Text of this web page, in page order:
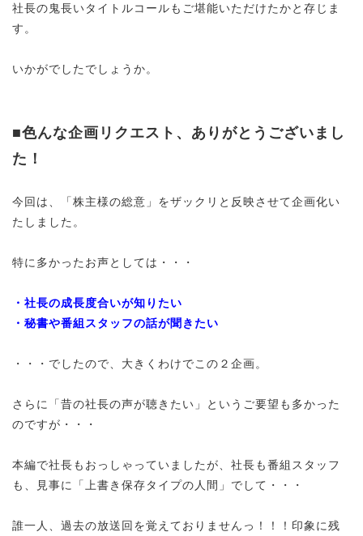
社長の鬼長いタイトルコールもご堪能いただけたかと存じま
す。
いかがでしたでしょうか。
■色んな企画リクエスト、ありがとうございまし
た！
今回は、「株主様の総意」をザックリと反映させて企画化い
たしました。
特に多かったお声としては・・・
・社長の成長度合いが知りたい
・秘書や番組スタッフの話が聞きたい
・・・でしたので、大きくわけでこの２企画。
さらに「昔の社長の声が聴きたい」というご要望も多かった
のですが・・・
本編で社長もおっしゃっていましたが、社長も番組スタッフ
も、見事に「上書き保存タイプの人間」でして・・・
誰一人、過去の放送回を覚えておりませんっ！！！印象に残